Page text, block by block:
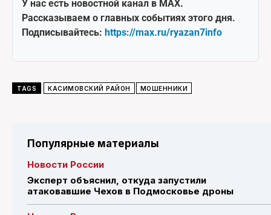
У нас есть новостной канал в MAX.
Рассказываем о главных событиях этого дня.
Подписывайтесь: https://max.ru/ryazan7info
TAGS КАСИМОВСКИЙ РАЙОН МОШЕННИКИ
Популярные материалы
Новости России
Эксперт объяснил, откуда запустили
атаковавшие Чехов в Подмосковье дроны